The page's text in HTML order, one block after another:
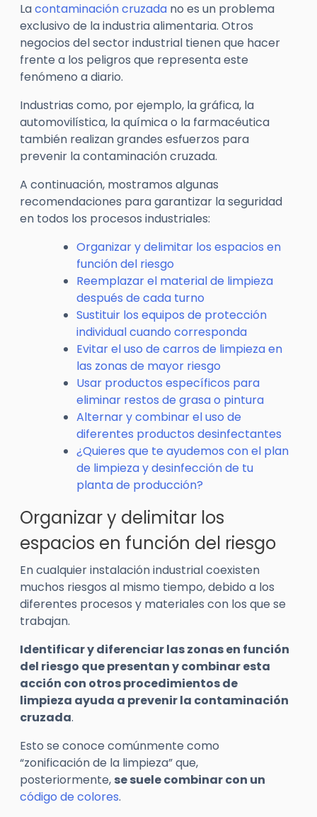
Lacontaminación cruzada no es un problema
exclusivo de la industria alimentaria. Otros
negocios del sector industrial tienen que hacer
frente a los peligros que representa este
fenómeno a diario.
Industrias como, por ejemplo, la gráfica, la
automovilística, la química o la farmacéutica
también realizan grandes esfuerzos para
prevenir la contaminación cruzada.
A continuación, mostramos algunas
recomendaciones para garantizar la seguridad
en todos los procesos industriales:
Organizar y delimitar los espacios en
función del riesgo
Reemplazar el material de limpieza
después de cada turno
Sustituir los equipos de protección
individual cuando corresponda
Evitar el uso de carros de limpieza en
las zonas de mayor riesgo
Usar productos específicos para
eliminar restos de grasa o pintura
Alternar y combinar el uso de
diferentes productos desinfectantes
¿Quieres que te ayudemos con el plan
de limpieza y desinfección de tu
planta de producción?
Organizar y delimitar los
espacios en función del riesgo
En cualquier instalación industrial coexisten
muchos riesgos al mismo tiempo, debido a los
diferentes procesos y materiales con los que se
trabajan.
Identificar y diferenciar las zonas en función
del riesgo que presentan y combinar esta
acción con otros procedimientos de
limpieza ayuda a prevenir la contaminación
cruzada.
Esto se conoce comúnmente como
“zonificación de la limpieza” que,
posteriormente, se suele combinar con un
código de colores.